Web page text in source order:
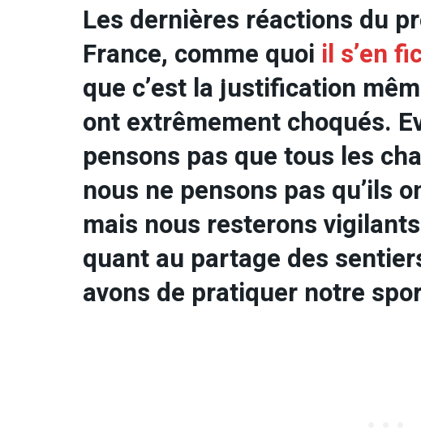
Les dernières réactions du
France, comme quoi il s’en
que c’est la justification
ont extrêmement choqués.
pensons pas que tous les
nous ne pensons pas qu’ils
mais nous resterons
quant au partage des
avons de pratiquer notre